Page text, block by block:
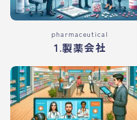
pharmaceutical
1.製薬会社